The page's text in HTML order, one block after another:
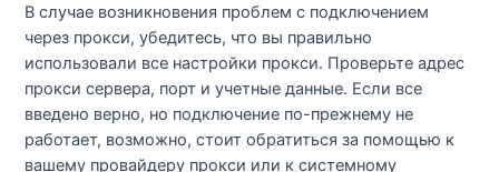
В случае возникновения проблем с подключением
через прокси, убедитесь, что вы правильно
использовали все настройки прокси. Проверьте адрес
прокси сервера, порт и учетные данные. Если все
введено верно, но подключение по-прежнему не
работает, возможно, стоит обратиться за помощью к
вашему провайдеру прокси или к системному